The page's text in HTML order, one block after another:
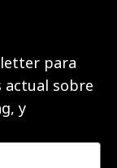
para
actual sobre
y